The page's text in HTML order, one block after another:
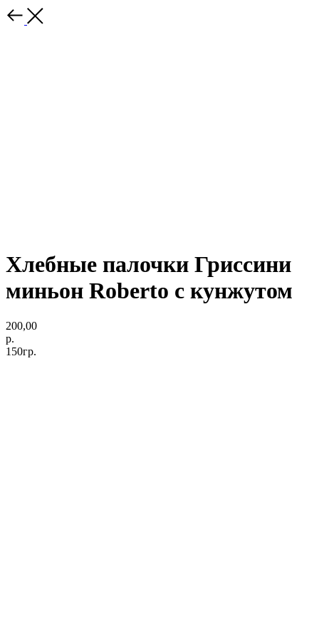
Хлебные палочки Гриссини
миньон Roberto с кунжутом
200,00
р.
150гр.